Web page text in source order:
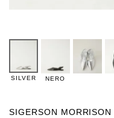
SILVER NERO
SIGERSON MORRISON